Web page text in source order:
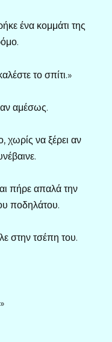
ένα κομμάτι της
το σπίτι.»
αμέσως.
χωρίς να ξέρει αν
πήρε απαλά την
ποδηλάτου.
στην τσέπη του.